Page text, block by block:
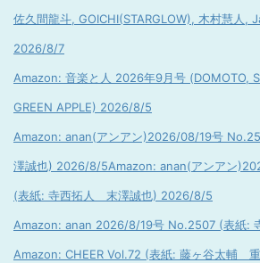
佐久間龍斗, GOICHI(STARGLOW), 木村慧人,
2026/8/7
Amazon: 音楽と人 2026年9月号 (DOMOTO,
GREEN APPLE) 2026/8/5
Amazon: anan(アンアン)2026/08/19号
澤誠也) 2026/8/5Amazon: anan(アンアン
(表紙: 寺西拓人 末澤誠也) 2026/8/5
Amazon: anan 2026/8/19号 No.2507 (表紙:
Amazon: CHEER Vol.72 (表紙: 藤ヶ谷太輔